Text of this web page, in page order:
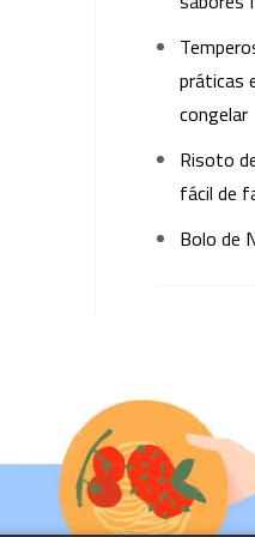
práticas
congelar
Risoto
fácil de
Bolo de